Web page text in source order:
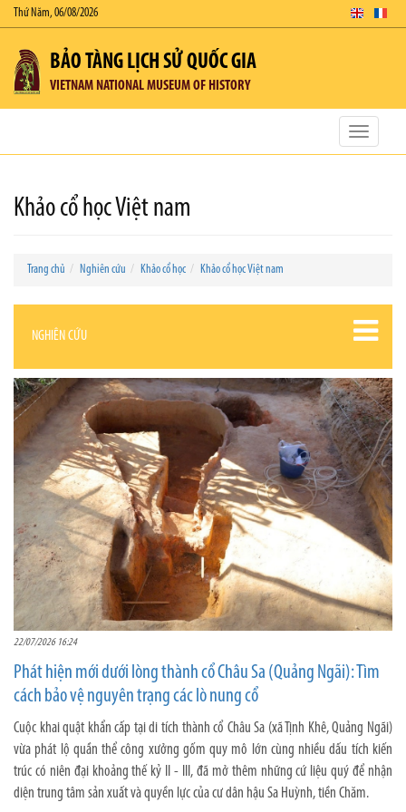
Thứ Năm, 06/08/2026
BẢO TÀNG LỊCH SỬ QUỐC GIA
VIETNAM NATIONAL MUSEUM OF HISTORY
Toggle
Khảo cổ học Việt nam
Trang chủ Nghiên cứu Khảo cổ học Khảo cổ học Việt nam
NGHIÊN CỨU
22/07/2026 16:24
Phát hiện mới dưới lòng thành cổ Châu Sa (Quảng Ngãi): Tìm
cách bảo vệ nguyên trạng các lò nung cổ
Cuộc khai quật khẩn cấp tại di tích thành cổ Châu Sa (xã Tịnh Khê, Quảng Ngãi)
vừa phát lộ quần thể công xưởng gốm quy mô lớn cùng nhiều dấu tích kiến
trúc có niên đại khoảng thế kỷ II - III, đã mở thêm những cứ liệu quý để nhận
diện trung tâm sản xuất và quyền lực của cư dân hậu Sa Huỳnh, tiền Chăm.